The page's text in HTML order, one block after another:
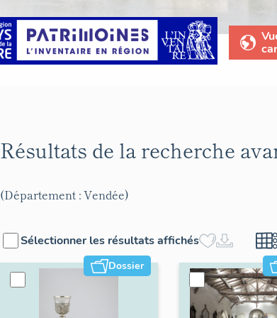
Résultats de la recherche
(Département : Vendée)
Sélectionner les résultats affichés
Dossier